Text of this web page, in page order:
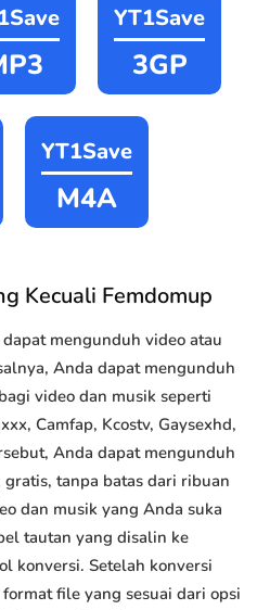
YT1Save
3GP
YT1Save
M4A
Kecuali Femdomup
mengunduh video atau
Anda dapat mengunduh
video dan musik seperti
Camfap, Kcostv, Gaysexhd,
Anda dapat mengunduh
tanpa batas dari ribuan
dan musik yang Anda suka
tautan yang disalin ke
konversi. Setelah konversi
file yang sesuai dari opsi